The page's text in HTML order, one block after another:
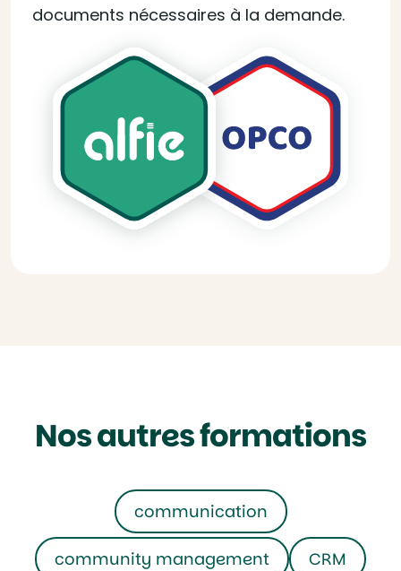
documents nécessaires à la demande.
Nos autres formations
communication
community management CRM